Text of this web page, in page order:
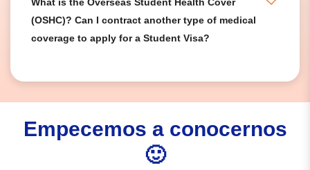
(OSHC)? Can I contract another type of medical
coverage to apply for a Student Visa?
Empecemos a conocernos
🙂